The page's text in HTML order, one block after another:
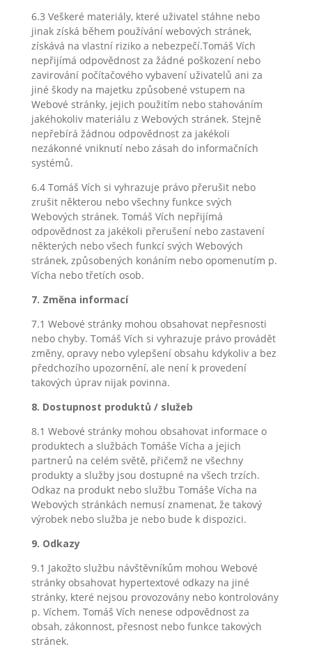
6.3 Veškeré materiály, které uživatel stáhne nebo
jinak získá během používání webových stránek,
získává na vlastní riziko a nebezpečí.Tomáš Vích
nepřijímá odpovědnost za žádné poškození nebo
zavirování počítačového vybavení uživatelů ani za
jiné škody na majetku způsobené vstupem na
Webové stránky, jejich použitím nebo stahováním
jakéhokoliv materiálu z Webových stránek. Stejně
nepřebírá žádnou odpovědnost za jakékoli
nezákonné vniknutí nebo zásah do informačních
systémů.
6.4 Tomáš Vích si vyhrazuje právo přerušit nebo
zrušit některou nebo všechny funkce svých
Webových stránek. Tomáš Vích nepřijímá
odpovědnost za jakékoli přerušení nebo zastavení
některých nebo všech funkcí svých Webových
stránek, způsobených konáním nebo opomenutím p.
Vícha nebo třetích osob.
7. Změna informací
7.1 Webové stránky mohou obsahovat nepřesnosti
nebo chyby. Tomáš Vích si vyhrazuje právo provádět
změny, opravy nebo vylepšení obsahu kdykoliv a bez
předchozího upozornění, ale není k provedení
takových úprav nijak povinna.
8. Dostupnost produktů / služeb
8.1 Webové stránky mohou obsahovat informace o
produktech a službách Tomáše Vícha a jejich
partnerů na celém světě, přičemž ne všechny
produkty a služby jsou dostupné na všech trzích.
Odkaz na produkt nebo službu Tomáše Vícha na
Webových stránkách nemusí znamenat, že takový
výrobek nebo služba je nebo bude k dispozici.
9. Odkazy
9.1 Jakožto službu návštěvníkům mohou Webové
stránky obsahovat hypertextové odkazy na jiné
stránky, které nejsou provozovány nebo kontrolovány
p. Víchem. Tomáš Vích nenese odpovědnost za
obsah, zákonnost, přesnost nebo funkce takových
stránek.